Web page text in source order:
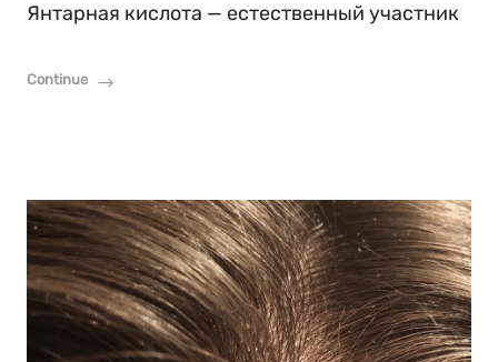
Янтарная кислота — естественный участник
Continue